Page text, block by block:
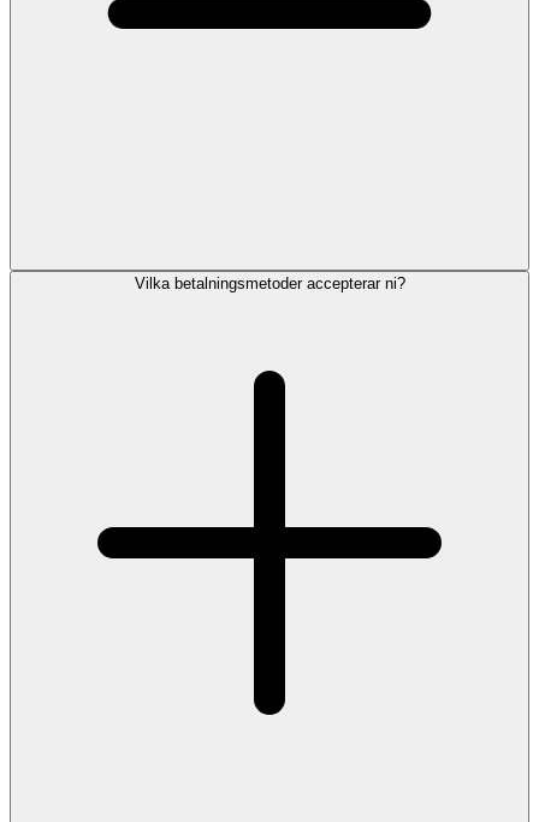
Vilka betalningsmetoder accepterar ni?